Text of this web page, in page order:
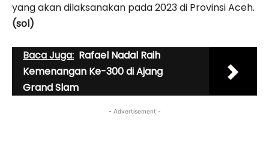
yang akan dilaksanakan pada 2023 di Provinsi Aceh.
(sol)
Baca Juga: Rafael Nadal Raih
Kemenangan Ke-300 di Ajang
Grand Slam
- Advertisement -